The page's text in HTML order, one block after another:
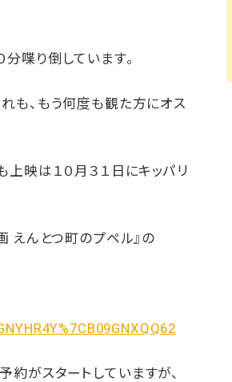
喋り倒しています。
も、もう何度も観た方にオス
上映は１０月３１日にキッパリ
えんとつ町のプペル』の
がスタートしていますが、